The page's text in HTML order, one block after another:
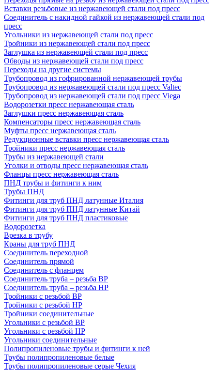
Вставки резьбовые из нержавеющей стали под пресс
Соединитель с накидной гайкой из нержавеющей стали под
пресс
Угольники из нержавеющей стали под пресс
Тройники из нержавеющей стали под пресс
Заглушка из нержавеющей стали под пресс
Обводы из нержавеющей стали под пресс
Переходы на другие системы
Трубопровод из гофрированной нержавеющей трубы
Трубопровод из нержавеющей стали под пресс Valtec
Трубопровод из нержавеющей стали под пресс Viega
Водорозетки пресс нержавеющая сталь
Заглушки пресс нержавеющая сталь
Компенсаторы пресс нержавеющая сталь
Муфты пресс нержавеющая сталь
Редукционные вставки пресс нержавеющая сталь
Тройники пресс нержавеющая сталь
Трубы из нержавеющей стали
Уголки и отводы пресс нержавеющая сталь
Фланцы пресс нержавеющая сталь
ПНД трубы и фитинги к ним
Трубы ПНД
Фитинги для труб ПНД латунные Италия
Фитинги для труб ПНД латунные Китай
Фитинги для труб ПНД пластиковые
Водорозетка
Врезка в трубу
Краны для труб ПНД
Соединитель переходной
Соединитель прямой
Соединитель с фланцем
Соединитель труба – резьба ВР
Соединитель труба – резьба НР
Тройники с резьбой ВР
Тройники с резьбой НР
Тройники соединительные
Угольники с резьбой ВР
Угольники с резьбой НР
Угольники соединительные
Полипропиленовые трубы и фитинги к ней
Трубы полипропиленовые белые
Трубы полипропиленовые серые Чехия